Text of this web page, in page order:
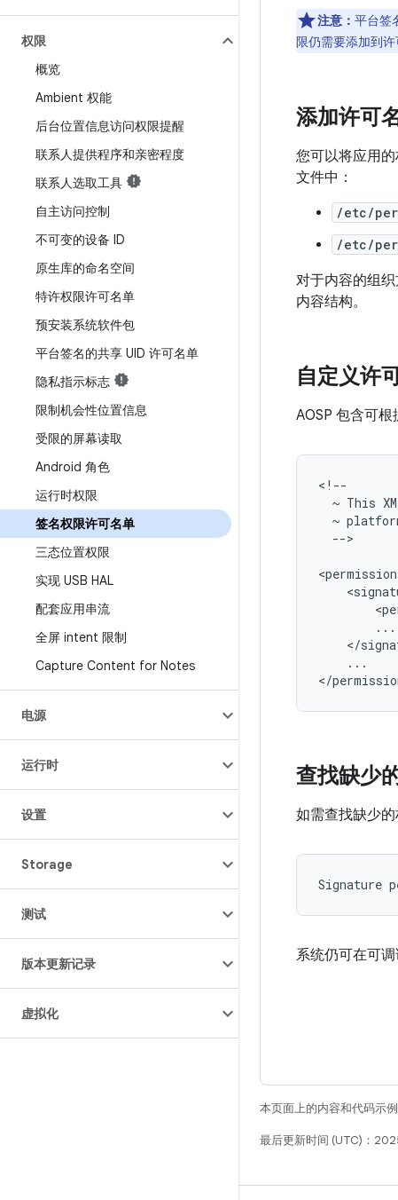
权限
概览
Ambient 权能
后台位置信息访问权限提醒
联系人提供程序和亲密程度
联系人选取工具
自主访问控制
不可变的设备 ID
原生库的命名空间
特许权限许可名单
预安装系统软件包
平台签名的共享 UID 许可名单
隐私指示标志
限制机会性位置信息
受限的屏幕读取
Android 角色
运行时权限
签名权限许可名单
三态位置权限
实现 USB HAL
配套应用串流
全屏 intent 限制
Capture Content for Notes
电源
运行时
设置
Storage
测试
版本更新记录
虚拟化
注意： 平台签
限仍需要添加到许
添加许可
您可以将应用
文件中：
/etc/
/etc/
对于内容的组
内容结构。
自定义许
AOSP 包含可
~ This
~
-->
...
查找缺少
如需查找缺少
系统仍可在可
本页面上的内容和代码示
最后更新时间 (UTC)：